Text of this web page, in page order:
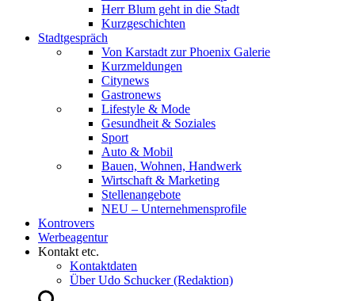
Herr Blum geht in die Stadt
Kurzgeschichten
Stadtgespräch
Von Karstadt zur Phoenix Galerie
Kurzmeldungen
Citynews
Gastronews
Lifestyle & Mode
Gesundheit & Soziales
Sport
Auto & Mobil
Bauen, Wohnen, Handwerk
Wirtschaft & Marketing
Stellenangebote
NEU – Unternehmens­profile
Kontrovers
Werbeagentur
Kontakt etc.
Kontaktdaten
Über Udo Schucker (Redaktion)